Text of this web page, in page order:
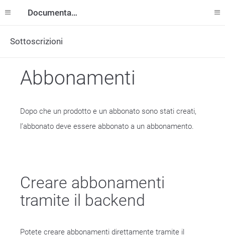
Documentazione
Sottoscrizioni
Abbonamenti
Dopo che un prodotto e un abbonato sono stati creati,
l’abbonato deve essere abbonato a un abbonamento.
Creare abbonamenti
tramite il backend
Potete creare abbonamenti direttamente tramite il